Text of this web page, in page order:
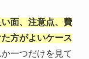
い面、注意点、費
方がよいケース
一つだけを見て